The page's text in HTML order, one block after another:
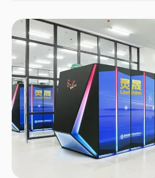
“이러면 AI 경쟁에서 뒤처진다. 우리가 스스
순식간에 사라지는 것을 지켜볼 수밖에 없을
이뤄지는 혁신이 미국을 기술 강국으로 만든
사라질 위험에 놓여 있다는 주장이다. 데이비
중국 AI를 얼마나 경계하고 있는지 보여주는
스타트업 문샷 AI가 오픈웨이트(Open-
K3를 공개하자 미국 실리콘밸리에서는 주말
매개변수를 가진 이 모델은 프런트엔드 코딩
5’와 오픈AI의 ‘GPT-5.6 솔’ 등 미국의 최첨
중국 오픈 모델 ‘키미 K3’ 프런티어 AI 진입